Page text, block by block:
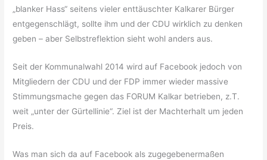
„blanker Hass“ seitens vieler enttäuschter Kalkarer Bürger
entgegenschlägt, sollte ihm und der CDU wirklich zu denken
geben – aber Selbstreflektion sieht wohl anders aus.
Seit der Kommunalwahl 2014 wird auf Facebook jedoch von
Mitgliedern der CDU und der FDP immer wieder massive
Stimmungsmache gegen das FORUM Kalkar betrieben, z.T.
weit „unter der Gürtellinie“. Ziel ist der Machterhalt um jeden
Preis.
Was man sich da auf Facebook als zugegebenermaßen